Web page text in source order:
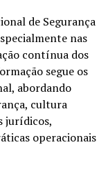
de Segurança
nas
contínua dos
segue os
abordando
cultura
jurídicos,
operacionais